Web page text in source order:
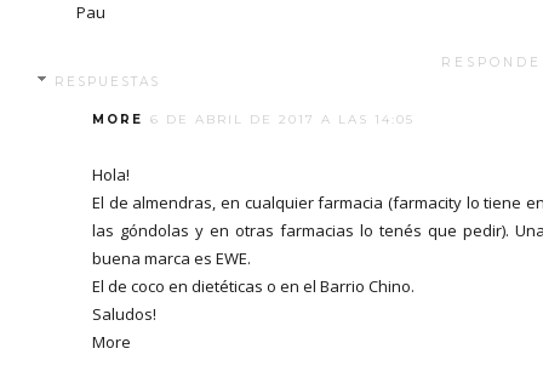
Pau
RESPUESTAS
MORE 6 DE ABRIL DE 2017 A LAS 14:05
Hola!
El de almendras, en cualquier farmacia (farmacity lo tiene
las góndolas y en otras farmacias lo tenés que pedir).
buena marca es EWE.
El de coco en dietéticas o en el Barrio Chino.
Saludos!
More